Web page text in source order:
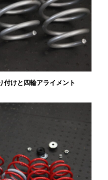
付けと四輪アライメント